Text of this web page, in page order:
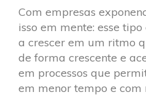
Com empresas
isso em mente: esse
a crescer em um ritmo
de forma crescente e
em processos que
em menor tempo e com